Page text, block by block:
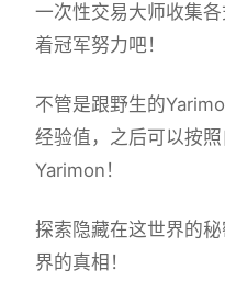
一次性交易大师收集
着冠军努力吧！
不管是跟野生的
经验值，之后可以按
Yarimon！
探索隐藏在这世界的
界的真相！